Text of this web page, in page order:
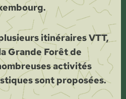
itinéraires VTT,
Grande Forêt de
activités
sont proposées.